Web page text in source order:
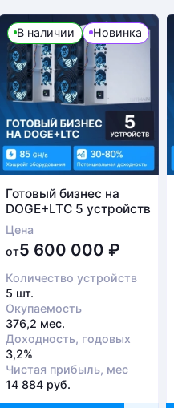
В наличии Новинка
Готовый бизнес на
DOGE+LTC 5 устройств
Цена
от5 600 000₽
Количество устройств
5 шт.
Окупаемость
376,2 мес.
Доходность, годовых
3,2%
Чистая прибыль, мес
14 884 руб.